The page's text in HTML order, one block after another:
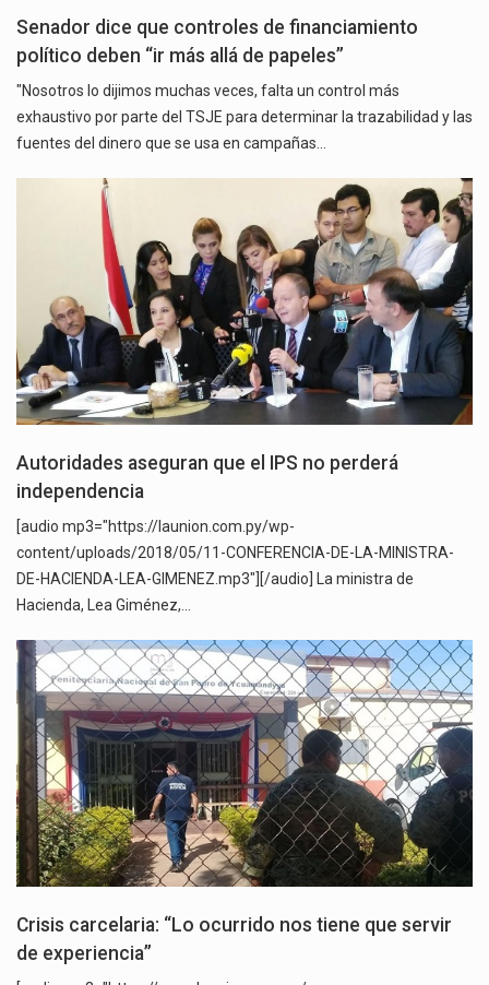
Senador dice que controles de financiamiento
político deben “ir más allá de papeles”
"Nosotros lo dijimos muchas veces, falta un control más
exhaustivo por parte del TSJE para determinar la trazabilidad y las
fuentes del dinero que se usa en campañas…
Autoridades aseguran que el IPS no perderá
independencia
[audio mp3="https://launion.com.py/wp-
content/uploads/2018/05/11-CONFERENCIA-DE-LA-MINISTRA-
DE-HACIENDA-LEA-GIMENEZ.mp3"][/audio] La ministra de
Hacienda, Lea Giménez,…
Crisis carcelaria: “Lo ocurrido nos tiene que servir
de experiencia”